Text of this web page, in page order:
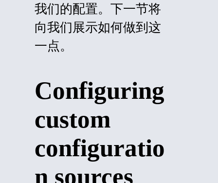
我们的配置。下一节将
向我们展示如何做到这
一点。
Configuring
custom
configuratio
n sources